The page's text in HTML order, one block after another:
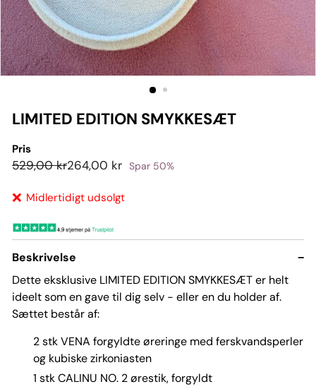
LIMITED EDITION SMYKKESÆT
Pris
Pris
529,00 kr529,00
UDSALGSPRIS264,00 kr264,00
Spar 50%
❌ Midlertidigt udsolgt
Beskrivelse
−
Dette eksklusive LIMITED EDITION SMYKKESÆT er helt
ideelt som en gave til dig selv - eller en du holder af.
Sættet består af:
2 stk VENA forgyldte øreringe med ferskvandsperler
og kubiske zirkoniasten
1 stk CALINU NO. 2 ørestik, forgyldt